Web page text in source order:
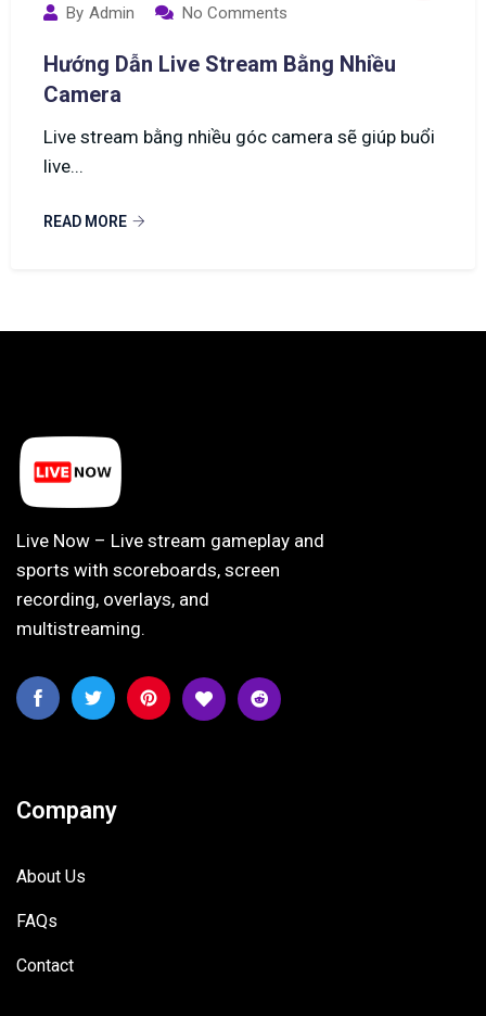
By Admin No Comments
Hướng Dẫn Live Stream Bằng Nhiều
Camera
Live stream bằng nhiều góc camera sẽ giúp buổi
live...
READ MORE
Live Now – Live stream gameplay and
sports with scoreboards, screen
recording, overlays, and
multistreaming.
Company
About Us
FAQs
Contact